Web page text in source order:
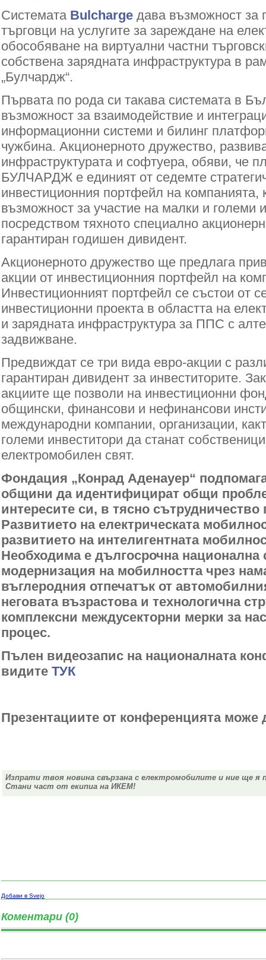
Системата Bulcharge дава възможност за
търговци на услугите за зареждане на
обособяване на виртуални частни
собствена зарядната инфраструктура в
„Булчардж“.
Първата по рода си такава системата в
възможност за взаимодействие и
информационни системи и билинг
чужбина. Акционерното дружество,
инфраструктурата и софтуера, обяви, че
БУЛЧАРДЖ е единият от седемте
инвестиционния портфейл на компанията,
възможност за участие на малки и големи
посредством тяхното специално
гарантиран годишен дивидент.
Акционерното дружество ще предлага
акции от инвестиционния портфейл на
Инвестиционният портфейл се състои от
инвестиционни проекта в областта на
и зарядната инфраструктура за ППС с
задвижване.
Предвиждат се три вида евро-акции с
гарантиран дивидент за инвеститорите.
акциите ще позволи на инвестиционни
общински, финансови и нефинансови
международни компании, организации,
големи инвеститори да станат
електромобилен свят.
Фондация „Конрад Аденауер“
общини да идентифицират общи
интересите си, в тясно
Развитието на електрическата
развитието на интелигентната
Необходима е дългосрочна национална
модернизация на мобилността чрез
въглеродния отпечатък от
неговата възрастова и технологична
комплексни междусекторни мерки за
процес.
Пълен видеозапис на националната
видите ТУК
Презентациите от конференцията
Изпрати твоя новина свързана с електромобилите и ние ще я
Стани част от екипиа на ИКЕМ!
Добави в Svejo
Коментари (0)